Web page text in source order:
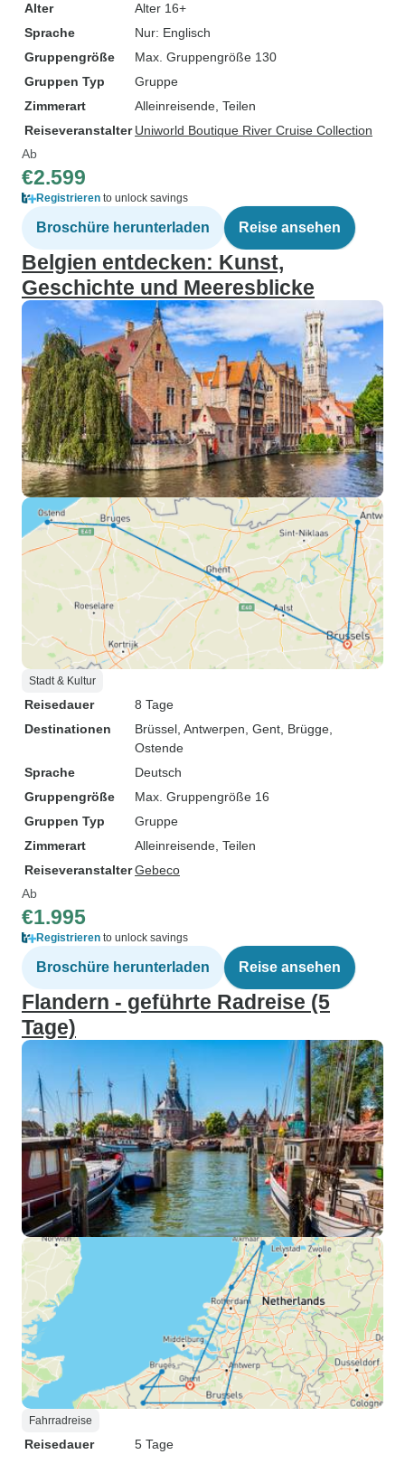
Alter
Alter 16+
Sprache
Nur: Englisch
Gruppengröße
Max. Gruppengröße 130
Gruppen Typ
Gruppe
Zimmerart
Alleinreisende, Teilen
Reiseveranstalter Uniworld Boutique River Cruise Collection
Ab
€2.599
Registrieren to unlock savings
Broschüre herunterladen Reise ansehen
Belgien entdecken: Kunst,
Geschichte und Meeresblicke
Stadt & Kultur
Reisedauer
8 Tage
Destinationen
Brüssel , Antwerpen , Gent , Brügge
Ostende
Sprache
Deutsch
Gruppengröße
Max. Gruppengröße 16
Gruppen Typ
Gruppe
Zimmerart
Alleinreisende, Teilen
ReiseveranstalterGebeco
Ab
€1.995
Registrieren to unlock savings
Broschüre herunterladen Reise ansehen
Flandern - geführte Radreise (5
Tage)
Fahrradreise
Reisedauer
5 Tage